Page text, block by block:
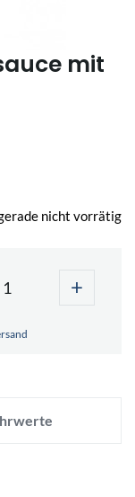
mit
nicht vorrätig
+